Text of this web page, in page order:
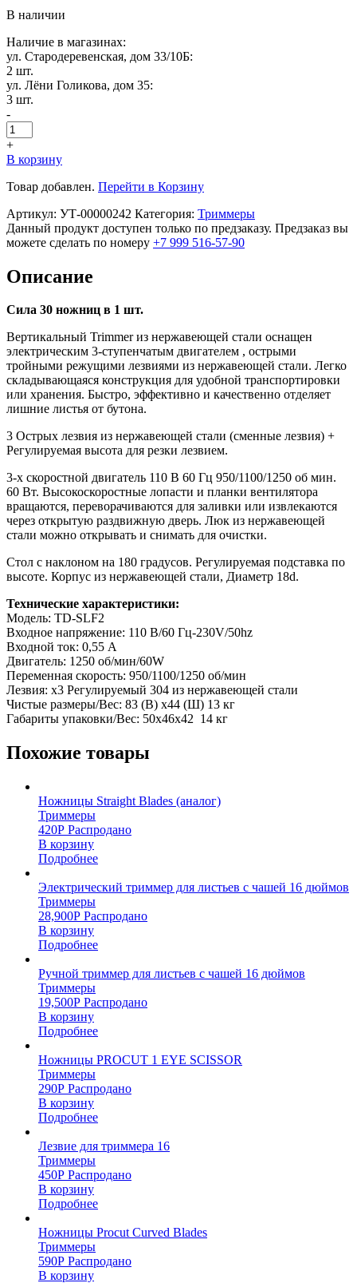
В наличии
Наличие в магазинах:
ул. Стародеревенская, дом 33/10Б:
2 шт.
ул. Лёни Голикова, дом 35:
3 шт.
-
+
В корзину
Товар добавлен. Перейти в Корзину
Артикул: УТ-00000242 Категория: Триммеры
Данный продукт доступен только по предзаказу. Предзаказ вы
можете сделать по номеру +7 999 516-57-90
Описание
Сила 30 ножниц в 1 шт.
Вертикальный Trimmer из нержавеющей стали оснащен
электрическим 3-ступенчатым двигателем , острыми
тройными режущими лезвиями из нержавеющей стали. Легко
складывающаяся конструкция для удобной транспортировки
или хранения. Быстро, эффективно и качественно отделяет
лишние листья от бутона.
3 Острых лезвия из нержавеющей стали (сменные лезвия) +
Регулируемая высота для резки лезвием.
3-х скоростной двигатель 110 В 60 Гц 950/1100/1250 об мин.
60 Вт. Высокоскоростные лопасти и планки вентилятора
вращаются, переворачиваются для заливки или извлекаются
через открытую раздвижную дверь. Люк из нержавеющей
стали можно открывать и снимать для очистки.
Стол с наклоном на 180 градусов. Регулируемая подставка по
высоте. Корпус из нержавеющей стали, Диаметр 18d.
Технические характеристики:
Модель: TD-SLF2
Входное напряжение: 110 В/60 Гц-230V/50hz
Входной ток: 0,55 A
Двигатель: 1250 об/мин/60W
Переменная скорость: 950/1100/1250 об/мин
Лезвия: x3 Регулируемый 304 из нержавеющей стали
Чистые размеры/Вес: 83 (В) х44 (Ш) 13 кг
Габариты упаковки/Вес: 50х46х42 14 кг
Похожие товары
Ножницы Straight Blades (аналог)
Триммеры
420Р Распродано
В корзину
Подробнее
Электрический триммер для листьев с чашей 16 дюймов
Триммеры
28,900Р Распродано
В корзину
Подробнее
Ручной триммер для листьев с чашей 16 дюймов
Триммеры
19,500Р Распродано
В корзину
Подробнее
Ножницы PROCUT 1 EYE SCISSOR
Триммеры
290Р Распродано
В корзину
Подробнее
Лезвие для триммера 16
Триммеры
450Р Распродано
В корзину
Подробнее
Ножницы Procut Curved Blades
Триммеры
590Р Распродано
В корзину